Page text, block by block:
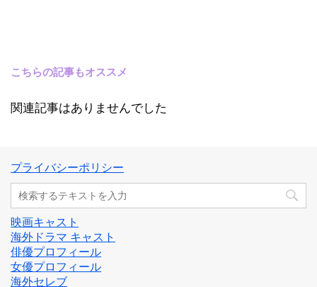
こちらの記事もオススメ
関連記事はありませんでした
プライバシーポリシー
映画キャスト
海外ドラマ キャスト
俳優プロフィール
女優プロフィール
海外セレブ